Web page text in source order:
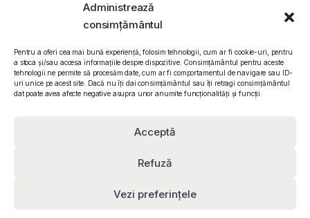
Administrează
consimțământul
Pentru a oferi cea mai bună experiență, folosim tehnologii, cum ar fi cookie-uri, pentru
a stoca și/sau accesa informațiile despre dispozitive. Consimțământul pentru aceste
tehnologii ne permite să procesăm date, cum ar fi comportamentul de navigare sau ID-
uri unice pe acest site. Dacă nu îți dai consimțământul sau îți retragi consimțământul
dat poate avea afecte negative asupra unor anumite funcționalități și funcții.
Acceptă
Refuză
Vezi preferințele
CIF: RO15571358 | Reg. com: J26/839/2003
Contact